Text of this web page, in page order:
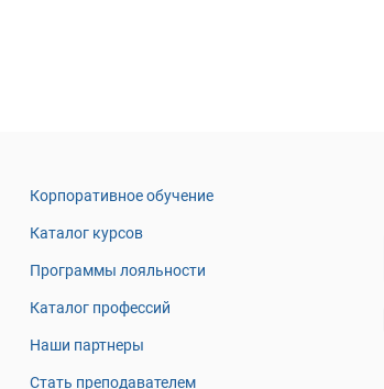
Корпоративное обучение
Каталог курсов
Программы лояльности
Каталог профессий
Наши партнеры
Стать преподавателем